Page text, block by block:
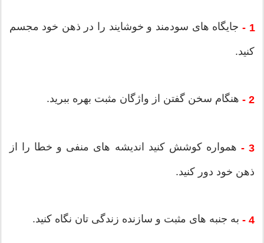
1 - جایگاه های سودمند و خوشایند را در ذهن خود مجسم
کنید.
2 - هنگام سخن گفتن از واژگان مثبت بهره ببرید.
3 - همواره کوشش کنید اندیشه های منفی و خطا را از
ذهن خود دور کنید.
4 - به جنبه های مثبت و سازنده زندگی تان نگاه کنید.